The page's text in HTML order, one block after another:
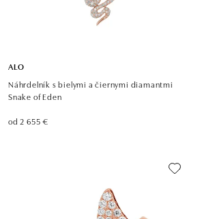
ALO
Náhrdelník s bielymi a čiernymi diamantmi
Snake of Eden
od 2 655 €